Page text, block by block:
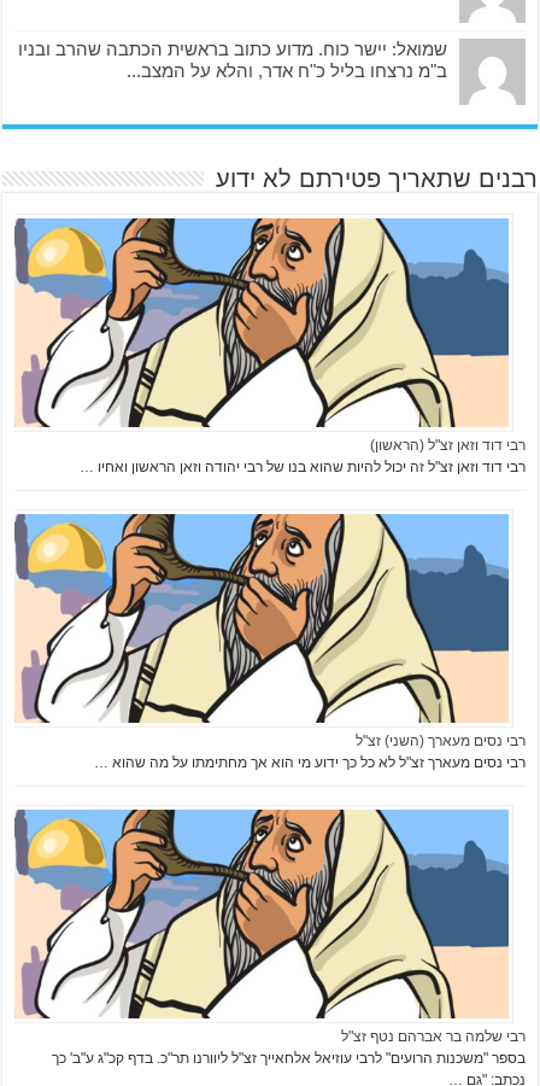
שמואל: יישר כוח. מדוע כתוב בראשית הכתבה שהרב ובניו
ב"מ נרצחו בליל כ"ח אדר, והלא על המצב...
רבנים שתאריך פטירתם לא ידוע
רבי דוד וזאן זצ"ל (הראשון)
רבי דוד וזאן זצ"ל זה יכול להיות שהוא בנו של רבי יהודה וזאן הראשון ואחיו …
רבי נסים מעארך (השני) זצ"ל
רבי נסים מעארך זצ"ל לא כל כך ידוע מי הוא אך מחתימתו על מה שהוא …
רבי שלמה בר אברהם נטף זצ"ל
בספר "משכנות הרועים" לרבי עוזיאל אלחאייך זצ"ל ליוורנו תר"כ. בדף קכ"ג ע"ב' כך
נכתב: "גם …